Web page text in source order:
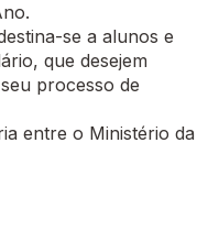
se a alunos e
que desejem
processo de
entre o Ministério da